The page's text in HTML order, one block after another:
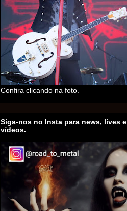
Confira clicando na foto.
Siga-nos no Insta para news, lives e
vídeos.